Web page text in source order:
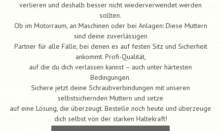
verlieren und deshalb besser nicht wiederverwendet werden
sollten.
Ob im Motorraum, an Maschinen oder bei Anlagen: Diese Muttern
sind deine zuverlässigen
Partner für alle Fälle, bei denen es auf festen Sitz und Sicherheit
ankommt. Profi-Qualität,
auf die du dich verlassen kannst – auch unter härtesten
Bedingungen.
Sichere jetzt deine Schraubverbindungen mit unseren
selbstsichernden Muttern und setze
auf eine Lösung, die überzeugt. Bestelle noch heute und überzeuge
dich selbst von der starken Haltekraft!